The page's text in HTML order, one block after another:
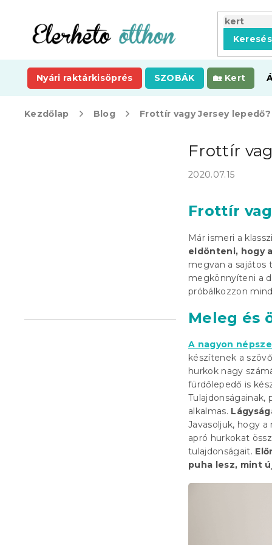
tartalomhoz
Keresés
Nyári raktárkisöprés SZOBÁK Kert
Kezdőlap Blog Frottír vagy Jersey
Frottír
2020.07.15
Frottír
Már ismeri a
eldönteni, hogy
megvan a sajátos
megkönnyíteni a
próbálkozzon
Meleg és
A nagyon
készítenek a
hurkok nagy
fürdőlepedő is
alkalmas.
Javasoljuk, hogy
apró hurkokat
tulajdonságait.
puha lesz, mint